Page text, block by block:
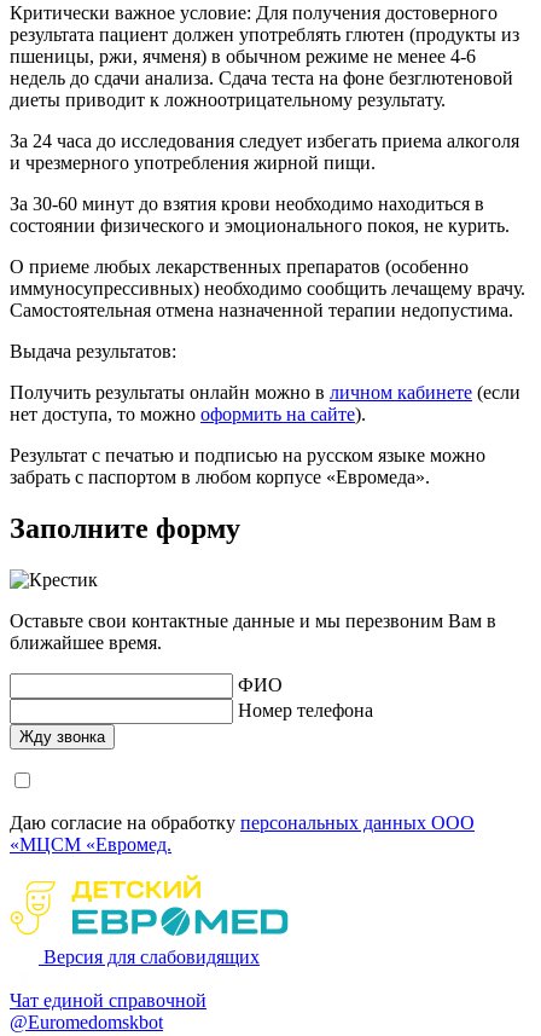
Критически важное условие: Для получения достоверного
результата пациент должен употреблять глютен (продукты из
пшеницы, ржи, ячменя) в обычном режиме не менее 4-6
недель до сдачи анализа. Сдача теста на фоне безглютеновой
диеты приводит к ложноотрицательному результату.
За 24 часа до исследования следует избегать приема алкоголя
и чрезмерного употребления жирной пищи.
За 30-60 минут до взятия крови необходимо находиться в
состоянии физического и эмоционального покоя, не курить.
О приеме любых лекарственных препаратов (особенно
иммуносупрессивных) необходимо сообщить лечащему врачу.
Самостоятельная отмена назначенной терапии недопустима.
Выдача результатов:
Получить результаты онлайн можно в личном кабинете (если
нет доступа, то можно оформить на сайте).
Результат с печатью и подписью на русском языке можно
забрать с паспортом в любом корпусе «Евромеда».
Заполните форму
Оставьте свои контактные данные и мы перезвоним Вам в
ближайшее время.
ФИО
Номер телефона
Даю согласие на обработку персональных данных ООО
«МЦСМ «Евромед.
Версия для слабовидящих
Чат единой справочной
@Euromedomskbot